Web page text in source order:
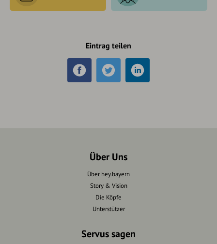
Eintrag teilen
Über Uns
Über hey.bayern
Story & Vision
Die Köpfe
Unterstützer
Servus sagen